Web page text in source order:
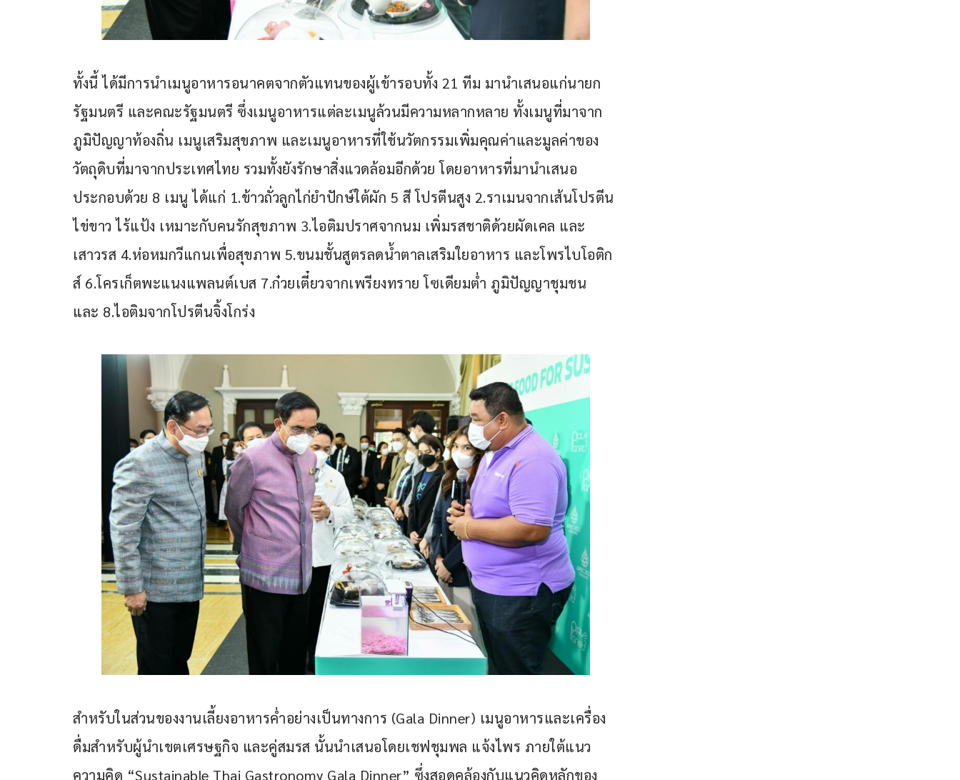
ทั้งนี้ ได้มีการนำเมนูอาหารอนาคตจากตัวแทนของผู้เข้ารอบทั้ง 21 ทีม มานำเสนอแก่นายก
รัฐมนตรี และคณะรัฐมนตรี ซึ่งเมนูอาหารแต่ละเมนูล้วนมีความหลากหลาย ทั้งเมนูที่มาจาก
ภูมิปัญญาท้องถิ่น เมนูเสริมสุขภาพ และเมนูอาหารที่ใช้นวัตกรรมเพิ่มคุณค่าและมูลค่าของ
วัตถุดิบที่มาจากประเทศไทย รวมทั้งยังรักษาสิ่งแวดล้อมอีกด้วย โดยอาหารที่มานำเสนอ
ประกอบด้วย 8 เมนู ได้แก่ 1.ข้าวถั่วลูกไก่ยำปักษ์ใต้ผัก 5 สี โปรตีนสูง 2.ราเมนจากเส้นโปรตีน
ไข่ขาว ไร้แป้ง เหมาะกับคนรักสุขภาพ 3.ไอติมปราศจากนม เพิ่มรสชาติด้วยผัดเคล และ
เสาวรส 4.ห่อหมกวีแกนเพื่อสุขภาพ 5.ขนมชั้นสูตรลดน้ำตาลเสริมใยอาหาร และโพรไบโอติก
ส์ 6.โครเก็ตพะแนงแพลนต์เบส 7.ก๋วยเตี๋ยวจากเพรียงทราย โซเดียมต่ำ ภูมิปัญญาชุมชน
และ 8.ไอติมจากโปรตีนจิ้งโกร่ง
สำหรับในส่วนของงานเลี้ยงอาหารค่ำอย่างเป็นทางการ (Gala Dinner) เมนูอาหารและเครื่อง
ดื่มสำหรับผู้นำเขตเศรษฐกิจ และคู่สมรส นั้นนำเสนอโดยเชฟชุมพล แจ้งไพร ภายใต้แนว
ความคิด “Sustainable Thai Gastronomy Gala Dinner” ซึ่งสอดคล้องกับแนวคิดหลักของ